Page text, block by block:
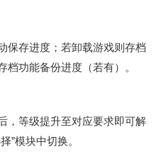
保存进度；若卸载游戏则存档
功能备份进度（若有）。
，等级提升至对应要求即可解
”模块中切换。